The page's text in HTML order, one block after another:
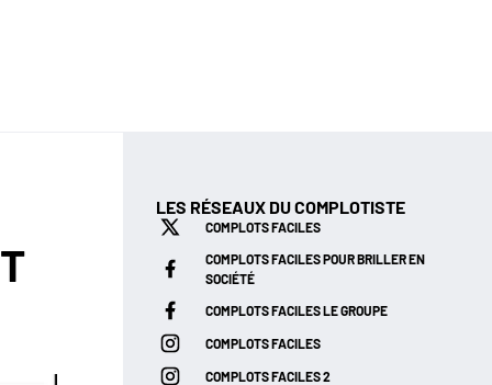
LES RÉSEAUX DU COMPLOTISTE
COMPLOTS FACILES
COMPLOTS FACILES POUR BRILLER EN
SOCIÉTÉ
COMPLOTS FACILES LE GROUPE
COMPLOTS FACILES
COMPLOTS FACILES 2